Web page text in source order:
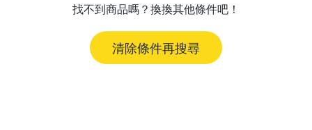
找不到商品嗎？換換其他條件吧！
清除條件再搜尋